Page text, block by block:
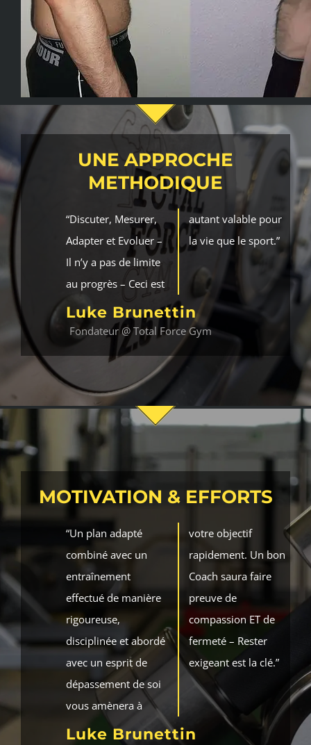
UNE APPROCHE
METHODIQUE
“Discuter, Mesurer,
Adapter et Evoluer –
Il n’y a pas de limite
au progrès – Ceci est
autant valable pour
la vie que le sport.”
Luke Brunettin
Fondateur @ Total Force Gym
MOTIVATION & EFFORTS
“Un plan adapté
combiné avec un
entraînement
effectué de manière
rigoureuse,
disciplinée et abordé
avec un esprit de
dépassement de soi
vous amènera à
votre objectif
rapidement. Un bon
Coach saura faire
preuve de
compassion ET de
fermeté – Rester
exigeant est la clé.”
Luke Brunettin